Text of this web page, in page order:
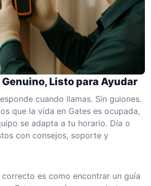
Listo para Ayudar
cuando llamas. Sin guiones.
que la vida en Gates es ocupada,
se adapta a tu horario. Día o
con consejos, soporte y
es como encontrar un guía